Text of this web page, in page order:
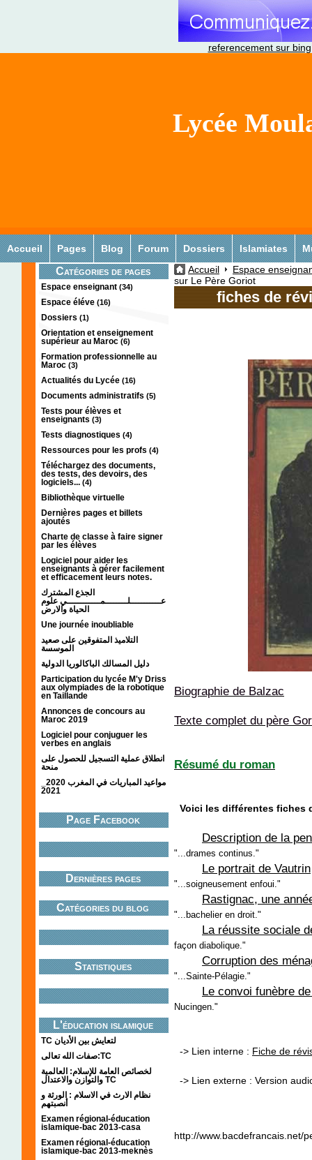
referencement sur bing
Lycée
Accueil Pages Blog Forum Dossiers Islamiates
Catégories de pages
Espace enseignant (34)
Espace éléve (16)
Dossiers (1)
Orientation et enseignement
supérieur au Maroc (6)
Formation professionnelle au
Maroc (3)
Actualités du Lycée (16)
Documents administratifs (5)
Tests pour élèves et
enseignants (3)
Tests diagnostiques (4)
Ressources pour les profs (4)
Téléchargez des documents,
des tests, des devoirs, des
logiciels... (4)
Bibliothèque virtuelle
Dernières pages et billets
ajoutés
Charte de classe à faire signer
par les élèves
Logiciel pour aider les
enseignants à gérer facilement
et efficacement leurs notes.
الجذع المشترك
عـــــــــــلــــــــمــــــــــــي علوم
الحياة والارض
Une journée inoubliable
التلاميذ المتفوقين على صعيد
الموسسة
دليل المسالك الباكالوريا الدولية
Participation du lycée M'y Driss
aux olympiades de la robotique
en Taillande
Annonces de concours au
Maroc 2019
Logiciel pour conjuguer les
verbes en anglais
انطلاق عملية التسجيل للحصول على
منحة
2021
Page Facebook
Dernières pages
Catégories du blog
Statistiques
L'éducation islamique
TC لتعايش بين الأديان
صفات الله تعالى:TC
لخصائص العامة للإسلام: العالمية
والتوازن والاعتدال TC
نظام الارث في الاسلام : الورثة و
أنصبتهم
Examen régional-éducation
islamique-bac 2013-casa
Examen régional-éducation
islamique-bac 2013-meknès
Accueil
Espace
sur Le Père Goriot
fiches de
Biographie de Balzac
Texte complet du père
Résumé du roman
Voici les différentes fiches
Description de la
"...drames continus."
Le portrait de Vautrin
"...soigneusement enfoui."
Rastignac, une
"...bachelier en droit."
La réussite sociale
façon diabolique."
Corruption des
"...Sainte-Pélagie."
Le convoi funèbre
Nucingen."
-> Lien interne : Fiche de
-> Lien externe : Version
http://www.bacdefrancais.net/